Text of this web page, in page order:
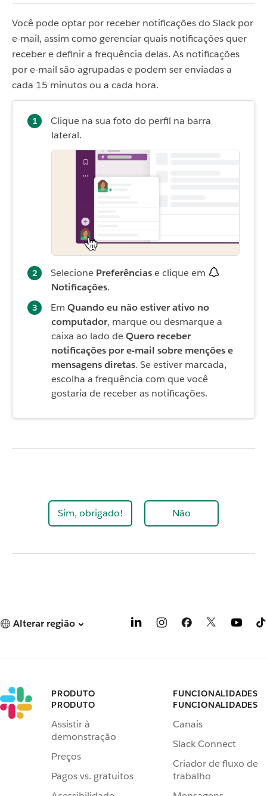
Você pode optar por receber notificações do Slack por
e-mail, assim como gerenciar quais notificações quer
receber e definir a frequência delas. As notificações
por e-mail são agrupadas e podem ser enviadas a
cada 15 minutos ou a cada hora.
Clique na sua foto do perfil na barra
lateral.
Selecione Preferênciase clique em
Notificações.
Em Quando eu não estiver ativo no
computador, marque ou desmarque a
caixa ao lado deQuero receber
notificações por e-mail sobre menções e
mensagens diretas. Se estiver marcada,
escolha a frequência com que você
gostaria de receber as notificações.
Sim, obrigado! Não
Alterar região
PRODUTO
PRODUTO
Assistir à
demonstração
Preços
Pagos vs. gratuitos
FUNCIONALIDADES
FUNCIONALIDADES
Canais
Slack Connect
Criador de fluxo de
trabalho